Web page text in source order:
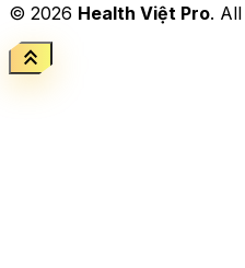
© 2026 Health Việt Pro. All
keyboard_double_arrow_up